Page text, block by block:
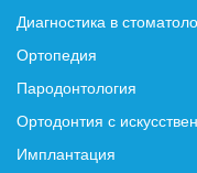
Диагностика в
Ортопедия
Пародонтология
Ортодонтия с
Имплантация